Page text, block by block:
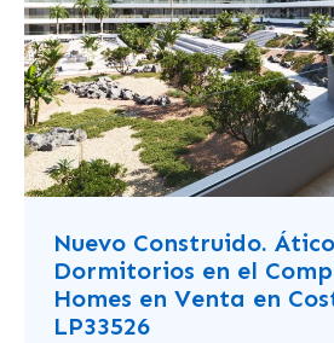
Nuevo Construido.
Dormitorios en el
Homes en Venta en
LP33526